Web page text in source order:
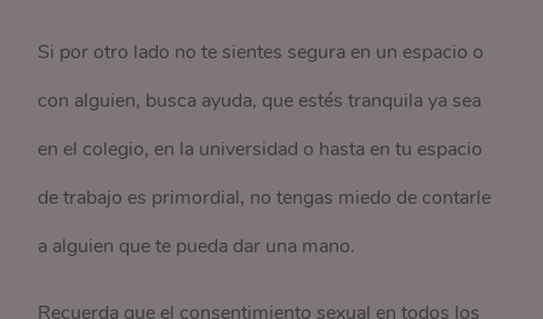
Si por otro lado no te sientes segura en un espacio o
con alguien, busca ayuda, que estés tranquila ya sea
en el colegio, en la universidad o hasta en tu espacio
de trabajo es primordial, no tengas miedo de contarle
a alguien que te pueda dar una mano.
Recuerda que el consentimiento sexual en todos los